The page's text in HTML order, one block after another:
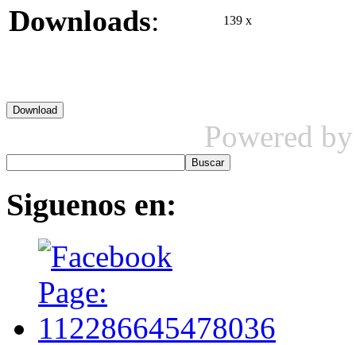
Downloads: 139 x
Powered
Siguenos en: